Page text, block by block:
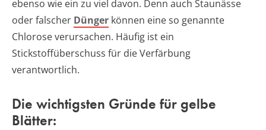
ebenso wie ein zu viel davon. Denn auch Staunässe
oder falscher Dünger können eine so genannte
Chlorose verursachen. Häufig ist ein
Stickstoffüberschuss für die Verfärbung
verantwortlich.
Die wichtigsten Gründe für gelbe
Blätter: